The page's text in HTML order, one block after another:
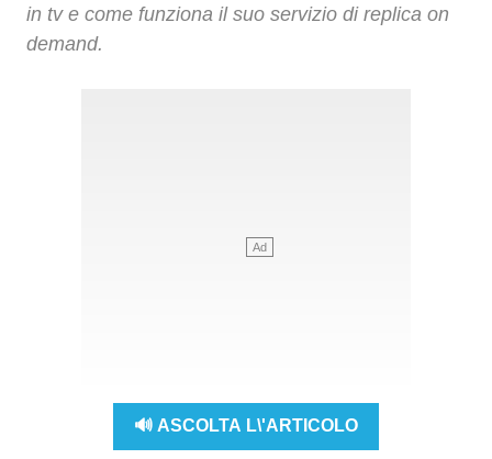
in tv e come funziona il suo servizio di replica on
demand.
🔊 ASCOLTA L\'ARTICOLO